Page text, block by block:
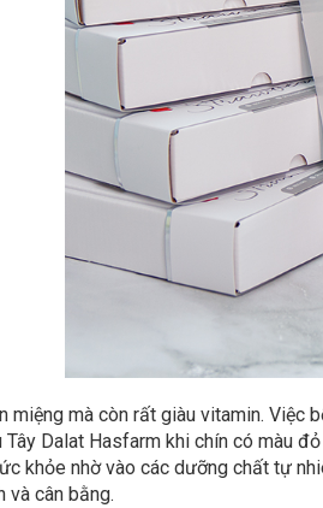
miệng mà còn rất giàu vitamin.
Dalat Hasfarm khi chín có màu
khỏe nhờ vào các dưỡng chất tự
và cân bằng.